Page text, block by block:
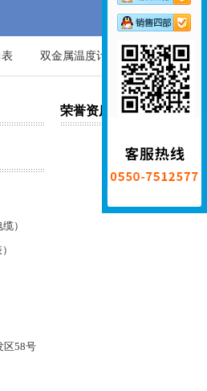
双金属温度计
）
区58号
荣誉资质